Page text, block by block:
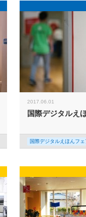
2017.06.01
国際デジタルえ
国際デジタルえほんフェ